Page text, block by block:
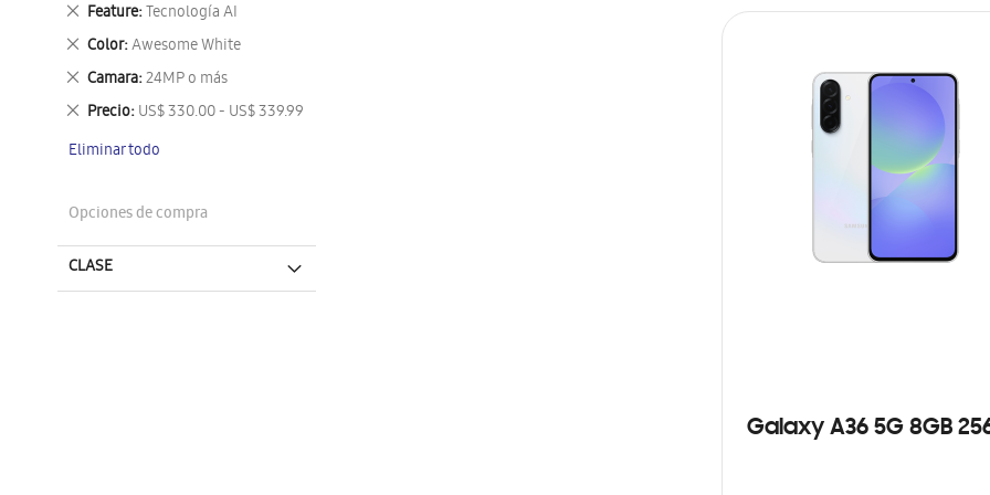
Galaxy A36 5G 8GB
artículo
Feature Tecnología AI
Eliminar
este
artículo
Color Awesome White
Eliminar
este
artículo
Camara 24MP o más
Eliminar
este
artículo
Precio US$ 330.00 - US$ 339.99
Eliminar
artículo
Eliminar todo
Opciones de compra
CLASE